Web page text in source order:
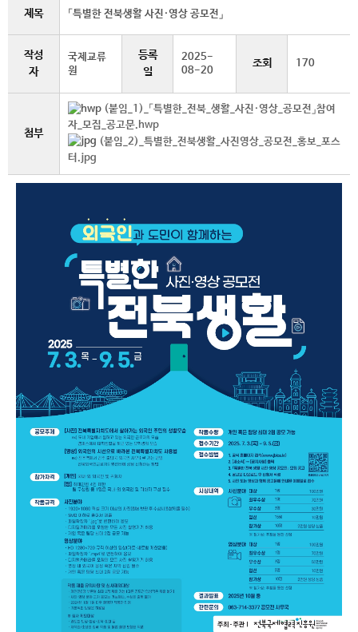
제목 「특별한 전북생활 사진·영상 공모전」
작성
자
국제교류
원
등록
일
2025-
08-20
조회 170
첨부
(붙임_1)_「특별한_전북_생활_사진·영상_공모전」참여
자_모집_공고문.hwp
(붙임_2)_특별한_전북생활_사진영상_공모전_홍보_포스
터.jpg